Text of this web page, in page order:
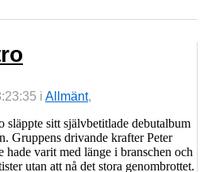
i Allmänt,
släppte sitt självbetitlade debutalbum
Gruppens drivande krafter Peter
varit med länge i branschen och
utan att nå det stora genombrottet.